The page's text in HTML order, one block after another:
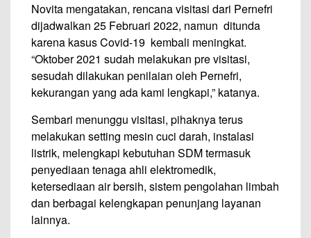
Novita mengatakan, rencana visitasi dari Pernefri
dijadwalkan 25 Februari 2022, namun ditunda
karena kasus Covid-19 kembali meningkat.
“Oktober 2021 sudah melakukan pre visitasi,
sesudah dilakukan penilaian oleh Pernefri,
kekurangan yang ada kami lengkapi,” katanya.
Sembari menunggu visitasi, pihaknya terus
melakukan setting mesin cuci darah, instalasi
listrik, melengkapi kebutuhan SDM termasuk
penyediaan tenaga ahli elektromedik,
ketersediaan air bersih, sistem pengolahan limbah
dan berbagai kelengkapan penunjang layanan
lainnya.